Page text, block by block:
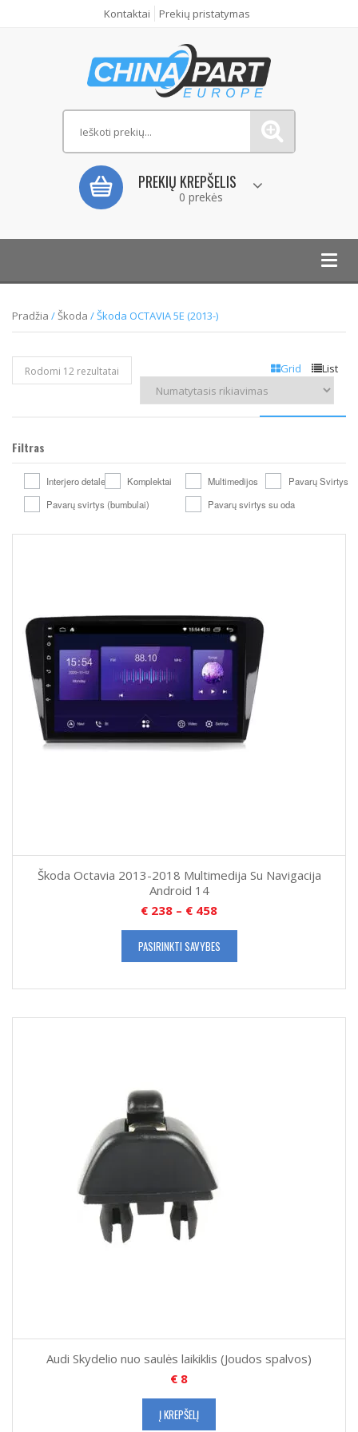
Kontaktai Prekių pristatymas
PREKIŲ KREPŠELIS
0 prekės
Pradžia /Škoda / Škoda OCTAVIA 5E (2013-)
Grid List
Rodomi 12 rezultatai
Filtras
Interjero detales Komplektai Multimedijos
Pavarų Svirtys
Pavarų svirtys (bumbulai)
Pavarų svirtys su oda
Škoda Octavia 2013-2018 Multimedija Su Navigacija
Android 14
€ 238 – € 458
PASIRINKTI SAVYBES
Audi Skydelio nuo saulės laikiklis (Joudos spalvos)
€ 8
Į KREPŠELĮ